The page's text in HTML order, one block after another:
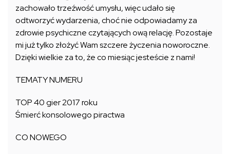
zachowało trzeźwość umysłu, więc udało się
odtworzyć wydarzenia, choć nie odpowiadamy za
zdrowie psychiczne czytających ową relację. Pozostaje
mi już tylko złożyć Wam szczere życzenia noworoczne.
Dzięki wielkie za to, że co miesiąc jesteście z nami!
TEMATY NUMERU
TOP 40 gier 2017 roku
Śmierć konsolowego piractwa
CO NOWEGO